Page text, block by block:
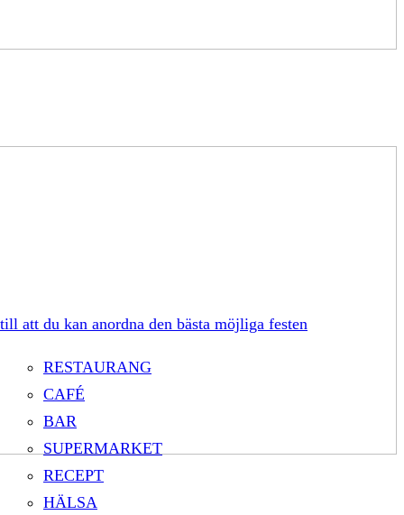
att du kan anordna den bästa möjliga festen
RESTAURANG
CAFÉ
BAR
SUPERMARKET
RECEPT
HÄLSA